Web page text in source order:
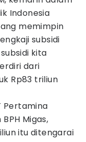
Indonesia
memimpin
subsidi
kita
dari
Rp83 triliun
Pertamina
Migas,
itu ditengarai